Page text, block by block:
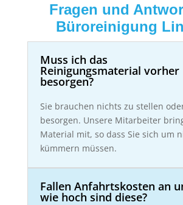
Fragen und
Büroreinigung
Muss ich das
Reinigungsmaterial vorher
besorgen?
Sie brauchen nichts zu stellen
besorgen. Unsere Mitarbeiter
Material mit, so dass Sie sich um
kümmern müssen.
Fallen Anfahrtskosten an
wie hoch sind diese?